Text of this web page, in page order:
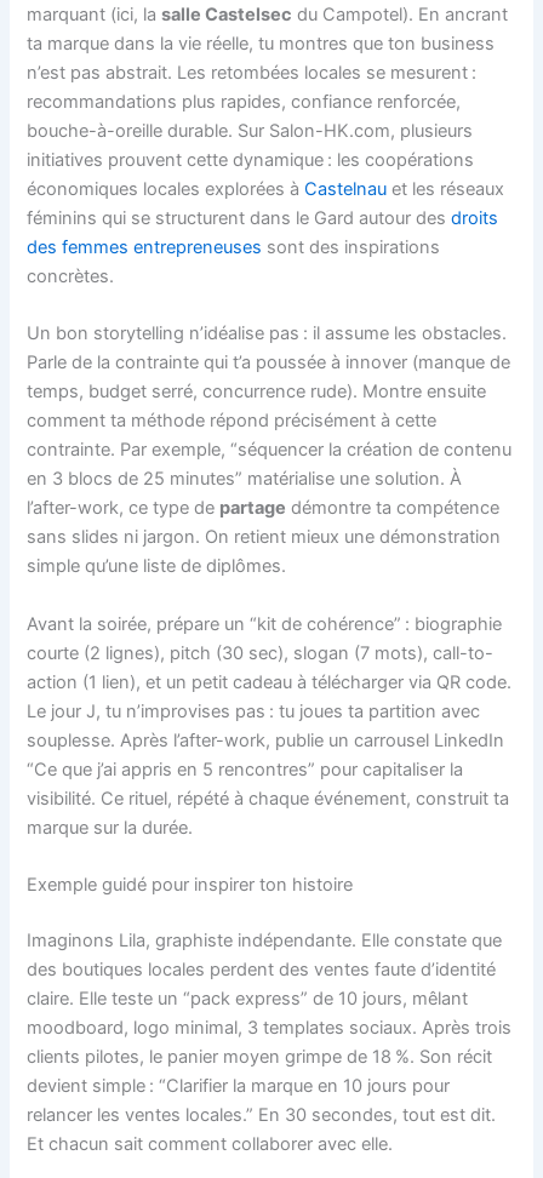
marquant (ici, lasalle Castelsec du Campotel). En ancrant
ta marque dans la vie réelle, tu montres que ton business
n’est pas abstrait. Les retombées locales se mesurent :
recommandations plus rapides, confiance renforcée,
bouche-à-oreille durable. Sur Salon-HK.com, plusieurs
initiatives prouvent cette dynamique : les coopérations
économiques locales explorées àCastelnau et les réseaux
féminins qui se structurent dans le Gard autour desdroits
des femmes entrepreneuses sont des inspirations
concrètes.
Un bon storytelling n’idéalise pas : il assume les obstacles.
Parle de la contrainte qui t’a poussée à innover (manque de
temps, budget serré, concurrence rude). Montre ensuite
comment ta méthode répond précisément à cette
contrainte. Par exemple, “séquencer la création de contenu
en 3 blocs de 25 minutes” matérialise une solution. À
l’after-work, ce type de partage démontre ta compétence
sans slides ni jargon. On retient mieux une démonstration
simple qu’une liste de diplômes.
Avant la soirée, prépare un “kit de cohérence” : biographie
courte (2 lignes), pitch (30 sec), slogan (7 mots), call-to-
action (1 lien), et un petit cadeau à télécharger via QR code.
Le jour J, tu n’improvises pas : tu joues ta partition avec
souplesse. Après l’after-work, publie un carrousel LinkedIn
“Ce que j’ai appris en 5 rencontres” pour capitaliser la
visibilité. Ce rituel, répété à chaque événement, construit ta
marque sur la durée.
Exemple guidé pour inspirer ton histoire
Imaginons Lila, graphiste indépendante. Elle constate que
des boutiques locales perdent des ventes faute d’identité
claire. Elle teste un “pack express” de 10 jours, mêlant
moodboard, logo minimal, 3 templates sociaux. Après trois
clients pilotes, le panier moyen grimpe de 18 %. Son récit
devient simple : “Clarifier la marque en 10 jours pour
relancer les ventes locales.” En 30 secondes, tout est dit.
Et chacun sait comment collaborer avec elle.